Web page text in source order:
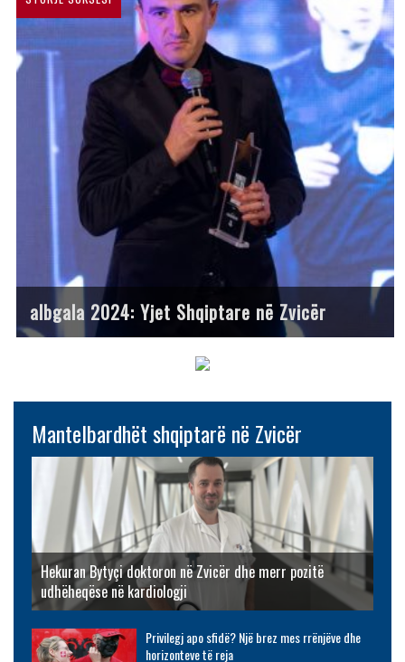
albgala 2024: Yjet Shqiptare në Zvicër
Mantelbardhët shqiptarë në Zvicër
Hekuran Bytyçi doktoron në Zvicër dhe merr pozitë
udhëheqëse në kardiologji
Privilegj apo sfidë? Një brez mes rrënjëve dhe
horizonteve të reja